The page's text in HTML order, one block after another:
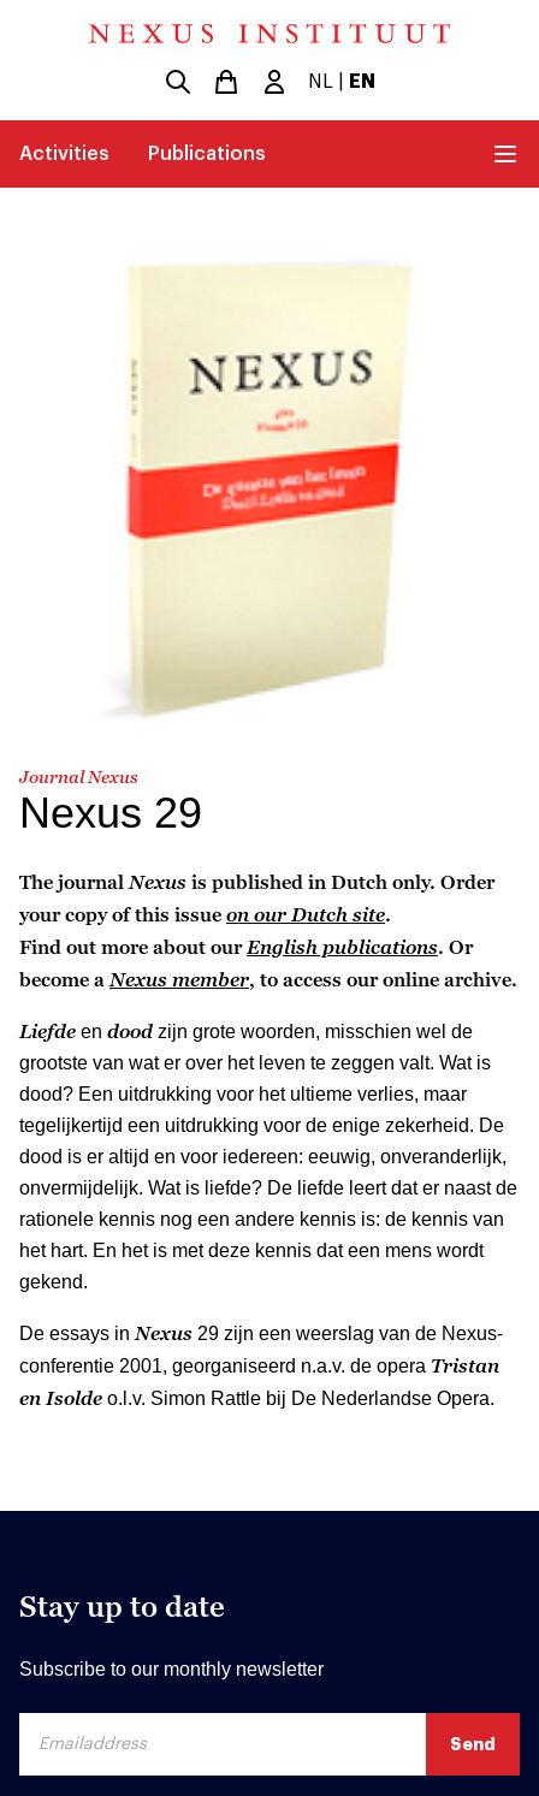
NL EN
Activities Publications
Journal Nexus
Nexus 29
The journal Nexus is published in Dutch only. Order
your copy of this issue on our Dutch site.
Find out more about our English publications. Or
become a Nexus member, to access our online archive.
Liefde en dood zijn grote woorden, misschien wel de
grootste van wat er over het leven te zeggen valt. Wat is
dood? Een uitdrukking voor het ultieme verlies, maar
tegelijkertijd een uitdrukking voor de enige zekerheid. De
dood is er altijd en voor iedereen: eeuwig, onveranderlijk,
onvermijdelijk. Wat is liefde? De liefde leert dat er naast de
rationele kennis nog een andere kennis is: de kennis van
het hart. En het is met deze kennis dat een mens wordt
gekend.
De essays in Nexus 29 zijn een weerslag van de Nexus-
conferentie 2001, georganiseerd n.a.v. de opera Tristan
en Isolde o.l.v. Simon Rattle bij De Nederlandse Opera.
Stay up to date
Subscribe to our monthly newsletter